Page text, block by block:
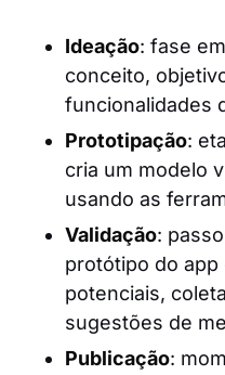
Ideação: fase
conceito,
funcionalidades
Prototipação:
cria um modelo
usando as
Validação:
protótipo do app
potenciais,
sugestões de
Publicação: